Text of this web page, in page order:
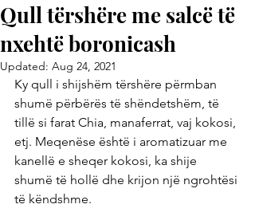
Qull tërshëre me salcë të
nxehtë boronicash
Updated: Aug 24, 2021
Ky qull i shijshëm tërshëre përmban
shumë përbërës të shëndetshëm, të
tillë si farat Chia, manaferrat, vaj kokosi,
etj. Meqenëse është i aromatizuar me
kanellë e sheqer kokosi, ka shije
shumë të hollë dhe krijon një ngrohtësi
të këndshme.